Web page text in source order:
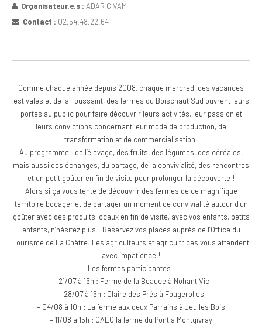
Organisateur.e.s : ADAR CIVAM
Contact : 02.54.48.22.64
Comme chaque année depuis 2008, chaque mercredi des vacances
estivales et de la Toussaint, des fermes du Boischaut Sud ouvrent leurs
portes au public pour faire découvrir leurs activités, leur passion et
leurs convictions concernant leur mode de production, de
transformation et de commercialisation.
Au programme : de l’élevage, des fruits, des légumes, des céréales,
mais aussi des échanges, du partage, de la convivialité, des rencontres
et un petit goûter en fin de visite pour prolonger la découverte !
Alors si ça vous tente de découvrir des fermes de ce magnifique
territoire bocager et de partager un moment de convivialité autour d’un
goûter avec des produits locaux en fin de visite, avec vos enfants, petits
enfants, n’hésitez plus ! Réservez vos places auprès de l’Office du
Tourisme de La Châtre. Les agriculteurs et agricultrices vous attendent
avec impatience !
Les fermes participantes :
– 21/07 à 15h : Ferme de la Beauce à Nohant Vic
– 28/07 à 15h : Claire des Prés à Fougerolles
– 04/08 à 10h : La ferme aux deux Parrains à Jeu les Bois
– 11/08 à 15h : GAEC la ferme du Pont à Montgivray